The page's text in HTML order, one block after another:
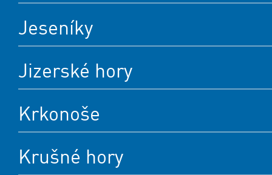
Jeseníky
Jizerské hory
Krkonoše
Krušné hory